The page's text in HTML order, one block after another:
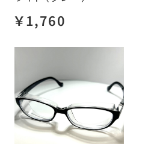
￥1,760